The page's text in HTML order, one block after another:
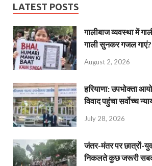
LATEST POSTS
गालीबाज व्‍यवस्‍था में
गाली सुनकर गजल गाएं?
August 2, 2026
हरियाणा: उपभोक्ता
विवाद पहुंचा सर्वोच्च
July 28, 2026
जंतर-मंतर पर छात्रों-
निकलते कुछ जरूरी